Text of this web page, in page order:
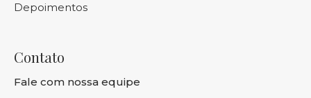
Depoimentos
Contato
Fale com nossa equipe